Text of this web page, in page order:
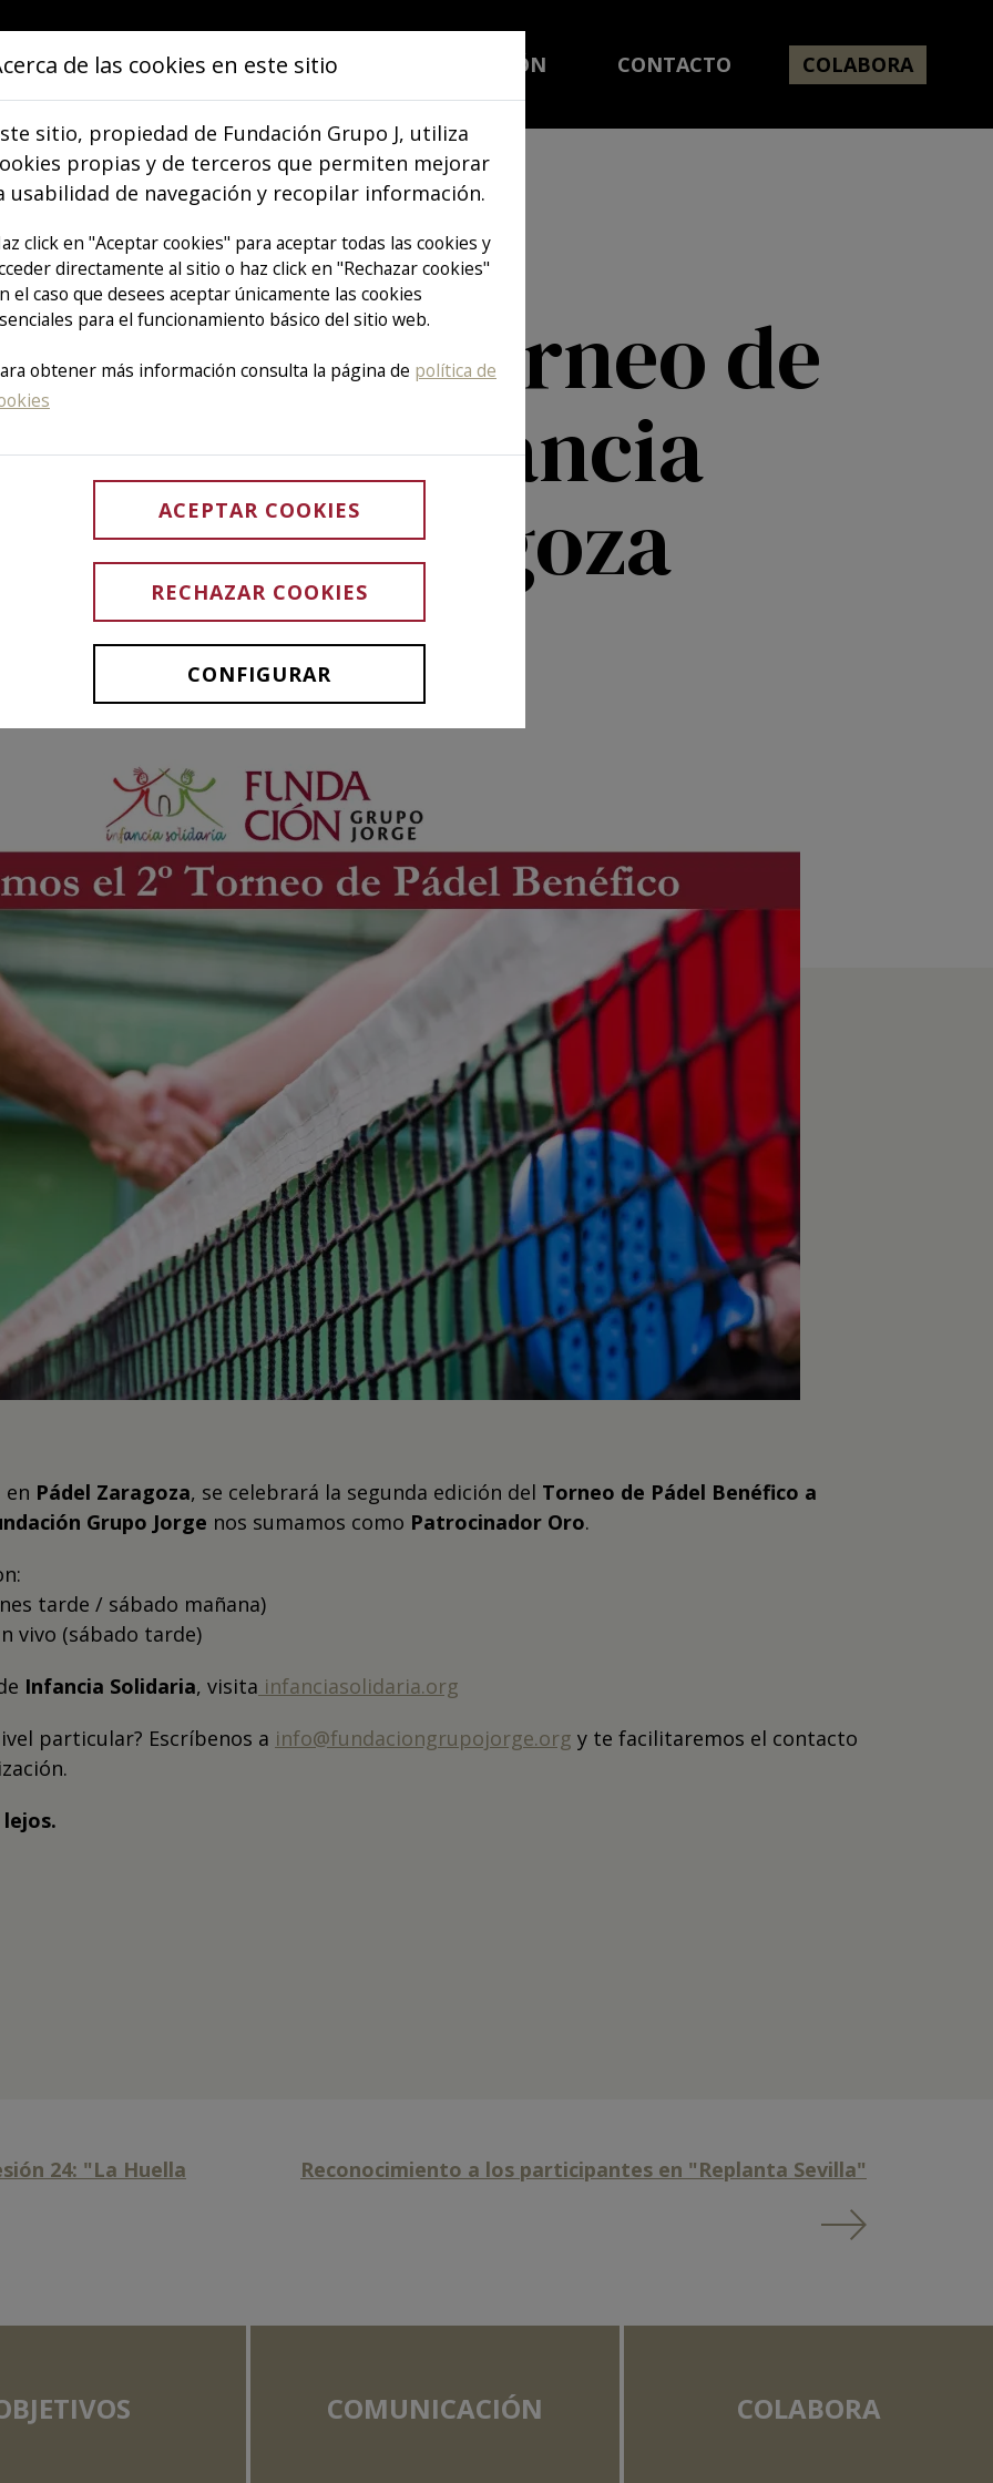
SOMOS OBJETIVOS COMUNICACIÓN CONTACTO COLABORA
el 2º Torneo de
Benéfico Infancia
en Zaragoza
14 MARZO 2025 - Acciones personas
en Pádel Zaragoza, se celebrará la segunda edición del Torneo de Pádel Benéfico a
Grupo Jorge nos sumamos como Patrocinador Oro.
tarde / sábado mañana)
vivo (sábado tarde)
Infancia Solidaria, visita infanciasolidaria.org
particular? Escríbenos a info@fundaciongrupojorge.org y te facilitaremos el contacto
24: "La Huella Reconocimiento a los participantes en "Replanta Sevilla"
COMUNICACIÓN COLABORA
de las cookies en este sitio
sitio, propiedad de Fundación Grupo J, utiliza
propias y de terceros que permiten mejorar
usabilidad de navegación y recopilar información.
click en "Aceptar cookies" para aceptar todas las cookies y
directamente al sitio o haz click en "Rechazar cookies"
el caso que desees aceptar únicamente las cookies
para el funcionamiento básico del sitio web.
obtener más información consulta la página de política de
ACEPTAR COOKIES
RECHAZAR COOKIES
CONFIGURAR